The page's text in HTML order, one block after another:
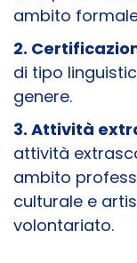
ambito
2.
di tipo
genere.
3. Attività
attività
ambito
culturale e
volontariato.